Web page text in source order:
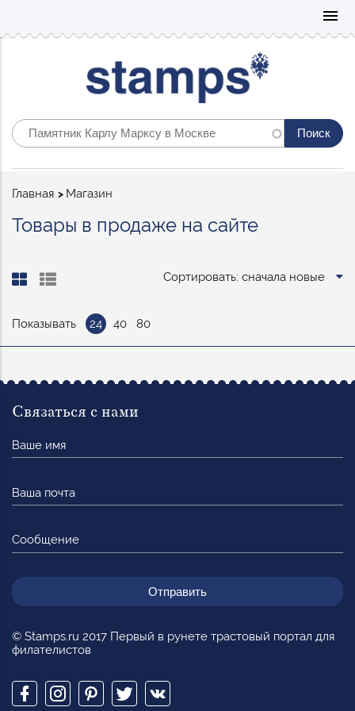
menu
Строка
Главная Магазин
Товары в продаже на сайте
Сортировать: сначала новые
Показывать 24 40 80
© Stamps.ru 2017 Первый в рунете трастовый портал для
филателистов
Связаться с нами
имя
почта
Сообщение